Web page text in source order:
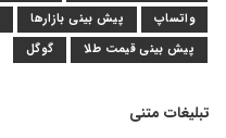
واتساپ
پیش بینی بازارها
پیش بینی قیمت طلا
گوگل
تبلیغات متنی